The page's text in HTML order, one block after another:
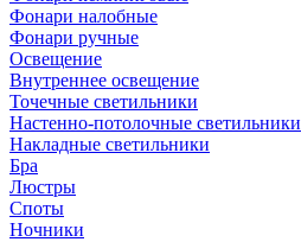
Фонари налобные
Фонари ручные
Освещение
Внутреннее освещение
Точечные светильники
Настенно-потолочные светильники
Накладные светильники
Бра
Люстры
Споты
Ночники